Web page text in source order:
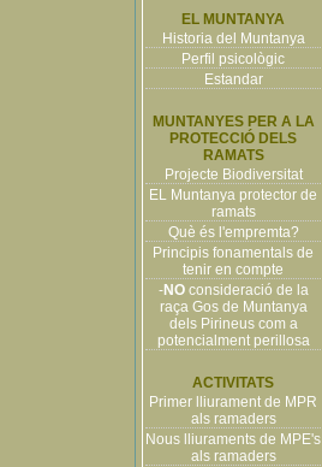
EL MUNTANYA
Historia del Muntanya
Perfil psicològic
Estandar
MUNTANYES PER A LA
PROTECCIÓ DELS
RAMATS
Projecte Biodiversitat
EL Muntanya protector de
ramats
Què és l'empremta?
Principis fonamentals de
tenir en compte
-NOconsideració de la
raça Gos de Muntanya
dels Pirineus com a
potencialment perillosa
ACTIVITATS
Primer lliurament de MPR
als ramaders
Nous lliuraments de MPE's
als ramaders